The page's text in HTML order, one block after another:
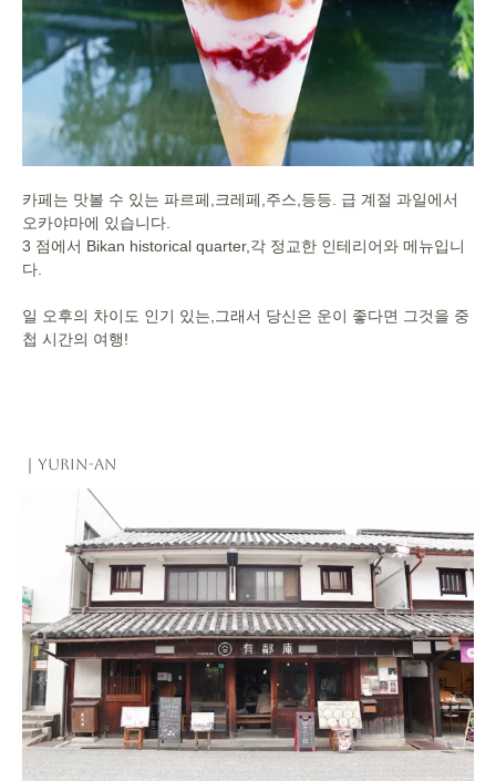
카페는 맛볼 수 있는 파르페,크레페,주스,등등. 급 계절 과일에서
오카야마에 있습니다.
3 점에서 Bikan historical quarter,각 정교한 인테리어와 메뉴입니
다.
일 오후의 차이도 인기 있는,그래서 당신은 운이 좋다면 그것을 중
첩 시간의 여행!
｜Yurin-an